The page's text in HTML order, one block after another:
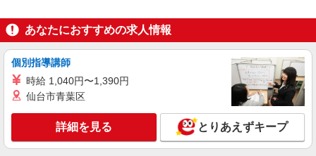
県、神奈川県、栃木県、群馬県）及び山梨県内で
の転居を伴う転勤があります。
パート
ケーズデンキ みどり店
携帯電話販売・アドバイザースタッフ
時給1,500円 ★年1回、昇給・昇格制度あり・
賞与あり ※当社規定あり ※アルバイト除
群馬県みどり市笠懸町阿左美１４８１－１
キープ 詳細を見る
あなたにおすすめの求人情報
個別指導講師
時給 1,040円〜1,390円
仙台市青葉区
詳細を見る とりあえずキープ